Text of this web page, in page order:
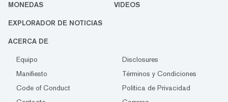
MONEDAS VIDEOS
EXPLORADOR DE NOTICIAS
ACERCA DE
Equipo
Disclosures
Manifiesto
Términos y Condiciones
Code of Conduct
Política de Privacidad